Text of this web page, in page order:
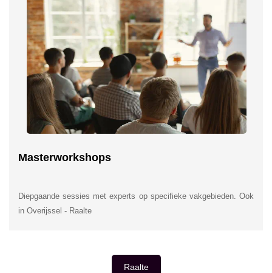
Masterworkshops
Diepgaande sessies met experts op specifieke vakgebieden. Ook
in Overijssel - Raalte
Raalte